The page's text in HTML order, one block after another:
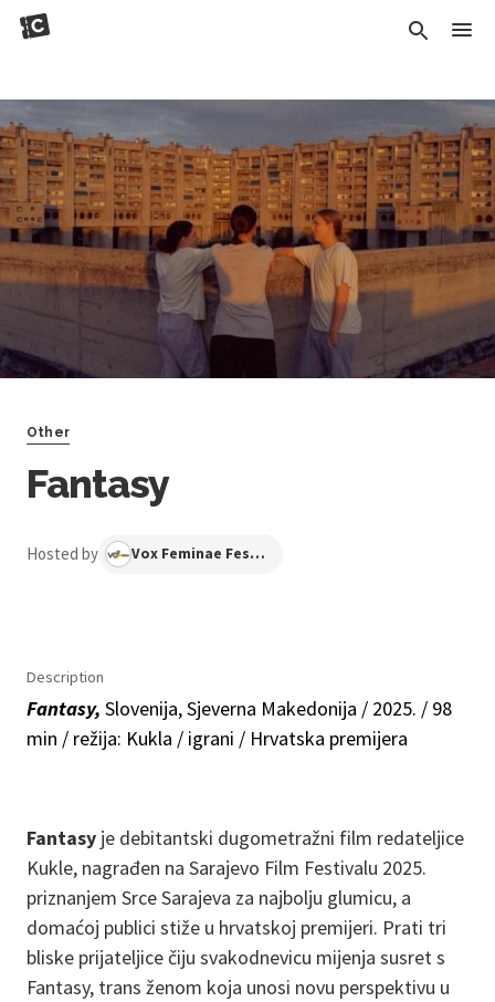
Other
Fantasy
Hosted by Vox Feminae Festival
Description
Fantasy, Slovenija, Sjeverna Makedonija / 2025. / 98
min / režija: Kukla / igrani / Hrvatska premijera
Fantasy je debitantski dugometražni film redateljice
Kukle, nagrađen na Sarajevo Film Festivalu 2025.
priznanjem Srce Sarajeva za najbolju glumicu, a
domaćoj publici stiže u hrvatskoj premijeri. Prati tri
bliske prijateljice čiju svakodnevicu mijenja susret s
Fantasy, trans ženom koja unosi novu perspektivu u